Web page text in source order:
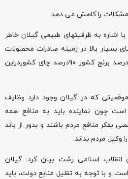
مشکلات را کاهش می دهد
اشاره به ظرفیتهای طبیعی گیلان خاطر
بسیار بالا در زمینه صادرات محصولات
تولیدی و صنعتی است ، ۴۰ درصد برنج کشور ۹۰درصد چای کشوردراین
که در گیلان وجود دارد وظایف
است چون نماینده باید به منافع همه
بفکر منافع مردم باشند و بدور از باند
وکیل مردم بداند.
انقلاب اسلامی رشت بیان کرد: گیلان
و با توجه به تقلیل منابع دولت، باید